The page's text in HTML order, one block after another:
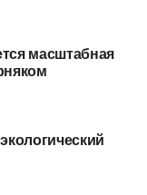
масштабная